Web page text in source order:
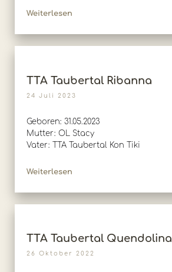
Weiterlesen
TTA Taubertal Ribanna
24 Juli 2023
Geboren: 31.05.2023
Mutter: OL Stacy
Vater: TTA Taubertal Kon Tiki
Weiterlesen
TTA Taubertal Quendolina
26 Oktober 2022